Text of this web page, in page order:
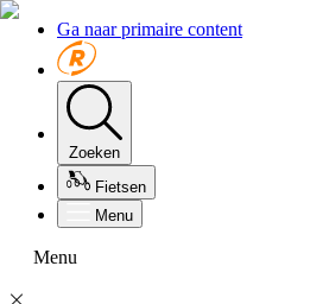
Ga naar primaire content
Zoeken
Fietsen
Menu
Menu